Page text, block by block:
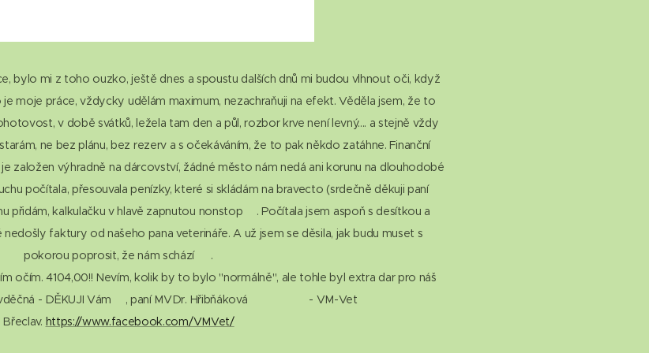
bylo mi z toho ouzko, ještě dnes a spoustu dalších dnů mi budou vlhnout oči, když
moje práce, vždycky udělám maximum, nezachraňuji na efekt. Věděla jsem, že to
v době svátků, ležela tam den a půl, rozbor krve není levný.... a stejně vždy
ne bez plánu, bez rezerv a s očekáváním, že to pak někdo zatáhne. Finanční
založen výhradně na dárcovství, žádné město nám nedá ani korunu na dlouhodobé
počítala, přesouvala penízky, které si skládám na bravecto (srdečně děkuji paní
kalkulačku v hlavě zapnutou nonstop🫤. Počítala jsem aspoň s desítkou a
faktury od našeho pana veterináře. A už jsem se děsila, jak budu muset s
pokorou poprosit, že nám schází 🥺.
očím. 4104,00!! Nevím, kolik by to bylo "normálně", ale tohle byl extra dar pro náš
- DĚKUJI Vám🙏, paní MVDr. Hřibňáková 🍀🐾🍀🐾 - VM-Vet
Břeclav. https://www.facebook.com/VMVet/